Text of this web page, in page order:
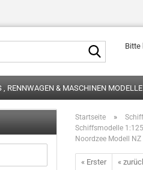
Suche...Bitte
, RENNWAGEN & MASCHINEN MODELLE
Startseite »
Schiffsmodelle
Noordzee Modell
« Erster «